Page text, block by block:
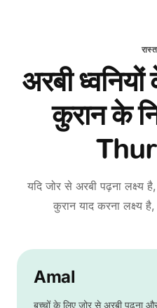
अरबी
कुरान के
यदि जोर से अरबी पढ़ना
कुरान याद करना लक्ष्य
Amal
बच्चों के लिए जोर से अरबी पढ़ना